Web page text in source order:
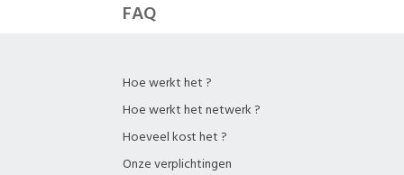
FAQ
Hoe werkt het ?
Hoe werkt het netwerk ?
Hoeveel kost het ?
Onze verplichtingen